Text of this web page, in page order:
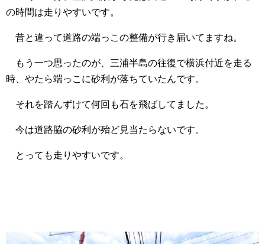
の時間は走りやすいです。
昔と違って道路の端っこの整備が行き届いてますね。
もう一つ思ったのが、三浦半島の往復で横浜付近を走る
時、やたら端っこに砂利が落ちていたんです。
それを踏んずけて何回も石を飛ばしてました。
今は道路脇の砂利が殆ど見当たらないです。
とっても走りやすいです。